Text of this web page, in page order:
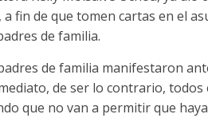
a fin de que tomen cartas en el
de familia.
de familia manifestaron
de ser lo contrario,
que no van a permitir que